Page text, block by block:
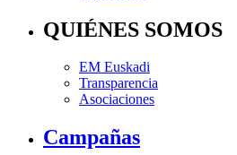
QUIÉNES SOMOS
EM Euskadi
Transparencia
Asociaciones
Campañas